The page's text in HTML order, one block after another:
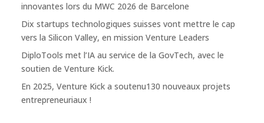
innovantes lors du MWC 2026 de Barcelone
Dix startups technologiques suisses vont mettre le cap
vers la Silicon Valley, en mission Venture Leaders
DiploTools met l’IA au service de la GovTech, avec le
soutien de Venture Kick.
En 2025, Venture Kick a soutenu130 nouveaux projets
entrepreneuriaux !